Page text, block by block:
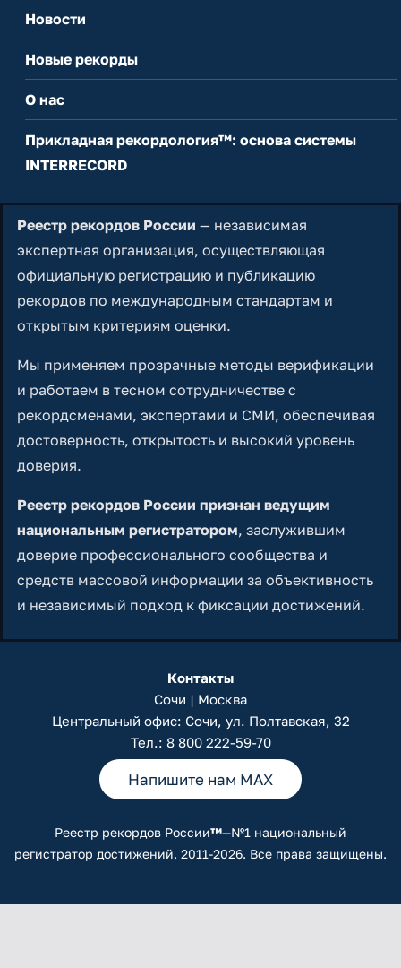
Новости
Новые рекорды
О нас
Прикладная рекордология™: основа системы
INTERRECORD
Реестр рекордов России — независимая
экспертная организация, осуществляющая
официальную регистрацию и публикацию
рекордов по международным стандартам и
открытым критериям оценки.
Мы применяем прозрачные методы верификации
и работаем в тесном сотрудничестве с
рекордсменами, экспертами и СМИ, обеспечивая
достоверность, открытость и высокий уровень
доверия.
Реестр рекордов России признан ведущим
национальным регистратором, заслужившим
доверие профессионального сообщества и
средств массовой информации за объективность
и независимый подход к фиксации достижений.
Контакты
Сочи | Москва
Центральный офис: Сочи, ул. Полтавская, 32
Тел.: 8 800 222-59-70
Напишите нам MAX
Реестр рекордов России™—№1 национальный
регистратор достижений. 2011-2026. Все права защищены.